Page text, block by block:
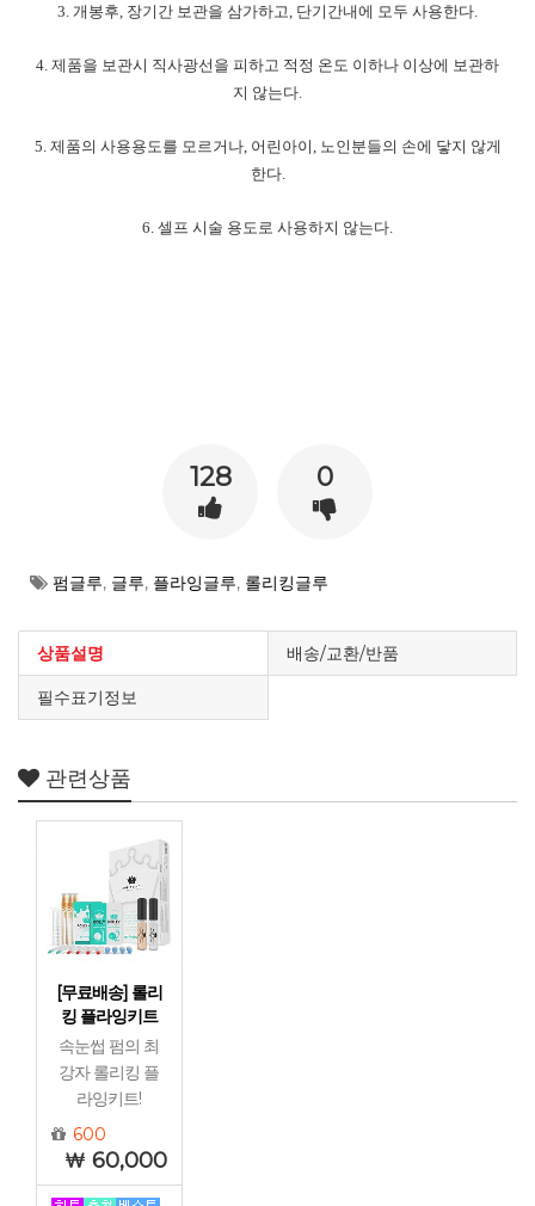
3. 개봉후, 장기간 보관을 삼가하고, 단기간내에 모두 사용한다.
4. 제품을 보관시 직사광선을 피하고 적정 온도 이하나 이상에 보관하
지 않는다.
5. 제품의 사용용도를 모르거나, 어린아이, 노인분들의 손에 닿지 않게
한다.
6. 셀프 시술 용도로 사용하지 않는다.
128 0
펌글루, 글루, 플라잉글루, 롤리킹글루
상품설명 배송/교환/반품
필수표기정보
관련상품
[무료배송] 롤리
킹 플라잉키트
속눈썹 펌의 최
강자 롤리킹 플
라잉키트!
600
60,000